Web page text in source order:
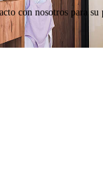
con nosotros para su